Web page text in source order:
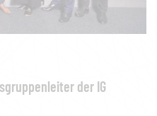
der IG